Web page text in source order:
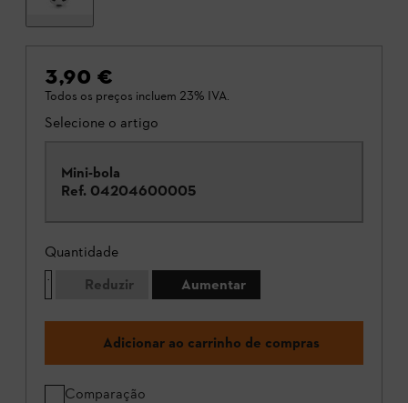
3,90 €
Todos os preços incluem 23% IVA.
Selecione o artigo
Mini-bola
Ref. 04204600005
Quantidade
Reduzir
Aumentar
Adicionar ao carrinho de compras
Comparação